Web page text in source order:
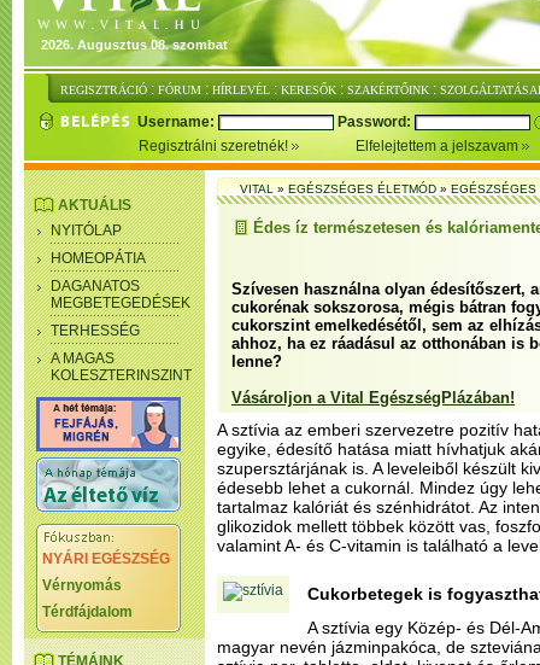
2026. Augusztus 08. szombat
REGISZTRÁCIÓ : FÓRUM : HÍRLEVÉL : KERESŐK : SZAKÉRTŐINK :
Username:
Password:
Regisztrálni szeretnék!
Elfelejtettem a jelszavam
AKTUÁLIS
NYITÓLAP
HOMEOPÁTIA
DAGANATOS
MEGBETEGEDÉSEK
TERHESSÉG
A MAGAS
KOLESZTERINSZINT
NYÁRI EGÉSZSÉG
Vérnyomás
Térdfájdalom
TÉMÁINK
VITAL»EGÉSZSÉGES ÉLETMÓD»
Édes íz természetesen és
Szívesen használna olyan édesítőszert,
cukorénak sokszorosa, mégis bátran
cukorszint emelkedésétől, sem az
ahhoz, ha ez ráadásul az otthonában is
lenne?
Vásároljon a Vital EgészségPlázában!
A sztívia az emberi szervezetre pozitív
egyike, édesítő hatása miatt hívhatjuk
szupersztárjának is. A leveleiből készült
édesebb lehet a cukornál. Mindez úgy
tartalmaz kalóriát és szénhidrátot. Az
glikozidok mellett többek között vas,
valamint A- és C-vitamin is található a
Cukorbetegek is
A sztívia egy Közép- és Dél-
magyar nevén jázminpakóca, de